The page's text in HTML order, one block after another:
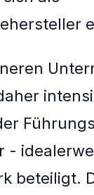
-
beteiligt.